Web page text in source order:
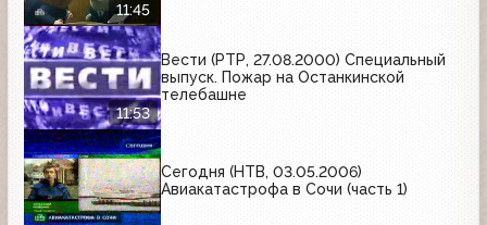
11:45
11:53
Вести (РТР, 27.08.2000) Специальный
выпуск. Пожар на Останкинской
телебашне
Сегодня (НТВ, 03.05.2006)
Авиакатастрофа в Сочи (часть 1)